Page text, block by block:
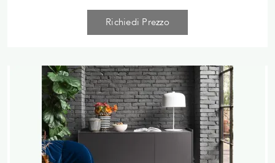
Richiedi Prezzo